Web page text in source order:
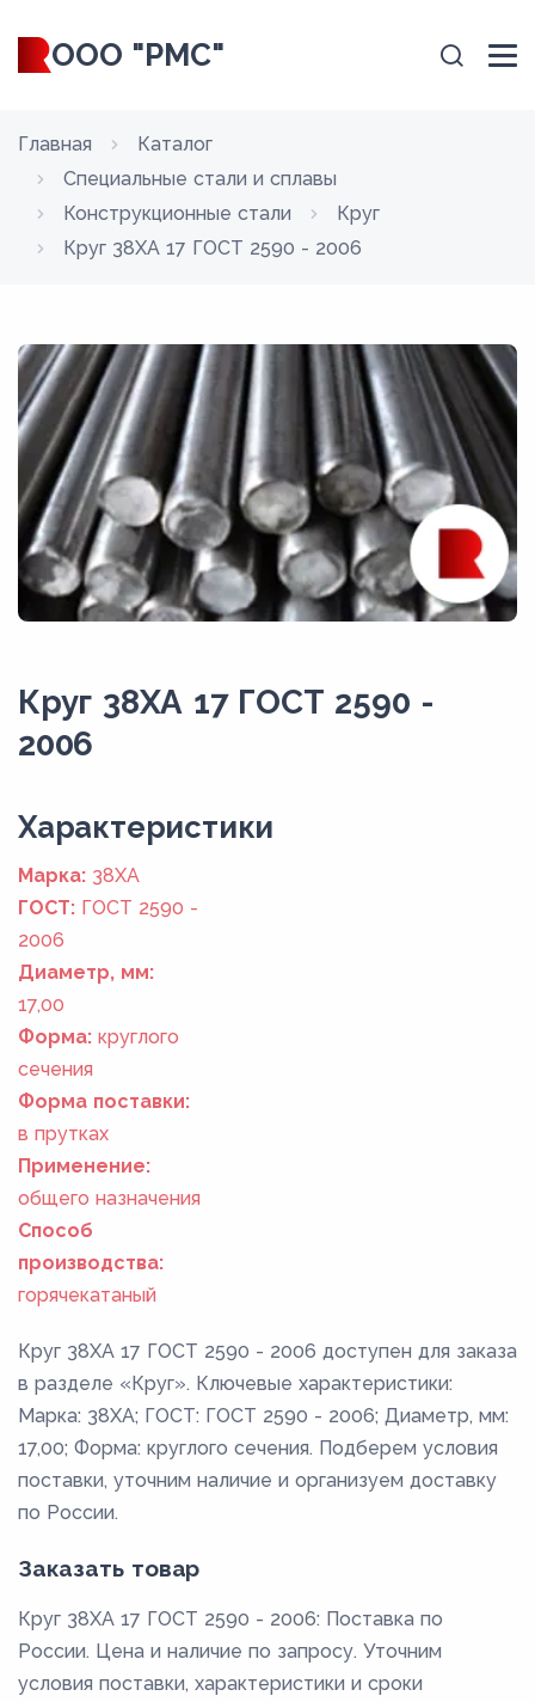
ООО "РМС"
Главная
Каталог
Специальные стали и сплавы
Конструкционные стали
Круг
Круг 38ХА 17 ГОСТ 2590 - 2006
Круг 38ХА 17 ГОСТ 2590 -
2006
Xарактеристики
Марка: 38ХА
ГОСТ: ГОСТ 2590 -
2006
Диаметр, мм:
17,00
Форма: круглого
сечения
Форма поставки:
в прутках
Применение:
общего назначения
Способ
производства:
горячекатаный
Круг 38ХА 17 ГОСТ 2590 - 2006 доступен для заказа
в разделе «Круг». Ключевые характеристики:
Марка: 38ХА; ГОСТ: ГОСТ 2590 - 2006; Диаметр, мм:
17,00; Форма: круглого сечения. Подберем условия
поставки, уточним наличие и организуем доставку
по России.
Заказать товар
Круг 38ХА 17 ГОСТ 2590 - 2006: Поставка по
России. Цена и наличие по запросу. Уточним
условия поставки, характеристики и сроки